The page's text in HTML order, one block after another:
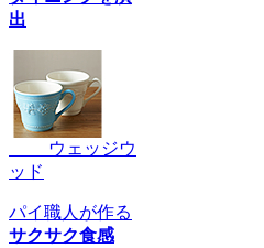
出
ウェッジウ
ッド
パイ職人が作る
サクサク食感